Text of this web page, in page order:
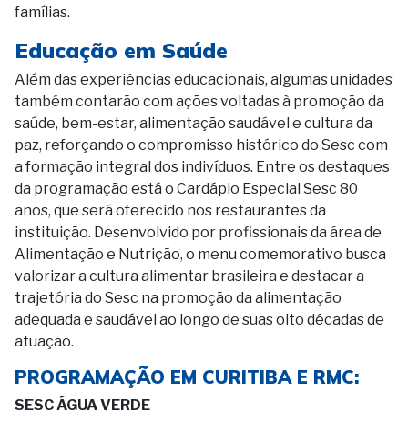
famílias.
Educação em Saúde
Além das experiências educacionais, algumas unidades
também contarão com ações voltadas à promoção da
saúde, bem-estar, alimentação saudável e cultura da
paz, reforçando o compromisso histórico do Sesc com
a formação integral dos indivíduos. Entre os destaques
da programação está o Cardápio Especial Sesc 80
anos, que será oferecido nos restaurantes da
instituição. Desenvolvido por profissionais da área de
Alimentação e Nutrição, o menu comemorativo busca
valorizar a cultura alimentar brasileira e destacar a
trajetória do Sesc na promoção da alimentação
adequada e saudável ao longo de suas oito décadas de
atuação.
PROGRAMAÇÃO EM CURITIBA E RMC:
SESC ÁGUA VERDE